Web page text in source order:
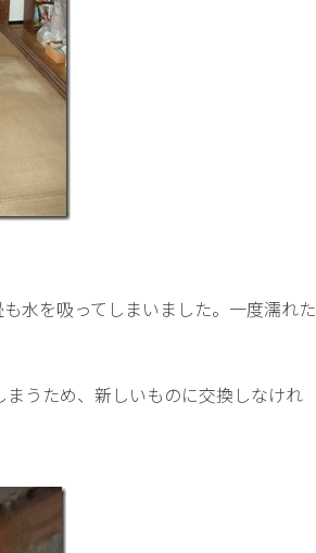
水を吸ってしまいました。一度濡れた
うため、新しいものに交換しなけれ